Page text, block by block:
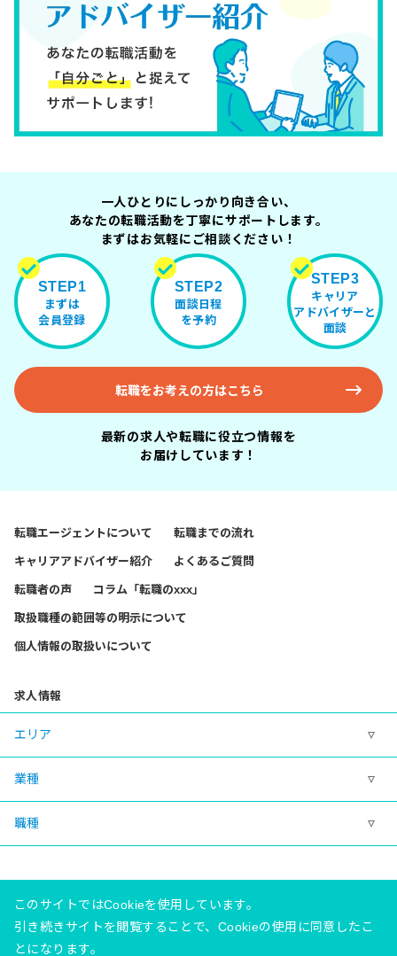
一人ひとりにしっかり向き合い、
あなたの転職活動を丁寧にサポートします。
まずはお気軽にご相談ください！
STEP1
まずは
会員登録
STEP2
面談日程
を予約
STEP3
キャリア
アドバイザーと
面談
転職をお考えの方はこちら
最新の求人や転職に役立つ情報を
お届けしています！
転職エージェントについて 転職までの流れ
キャリアアドバイザー紹介 よくあるご質問
転職者の声 コラム「転職のxxx」
取扱職種の範囲等の明示について
個人情報の取扱いについて
求人情報
エリア
業種
職種
このサイトではCookieを使用しています。
引き続きサイトを閲覧することで、Cookieの使用に同意したこ
とになります。